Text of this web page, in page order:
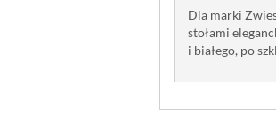
Dla marki
stołami
i białego, po